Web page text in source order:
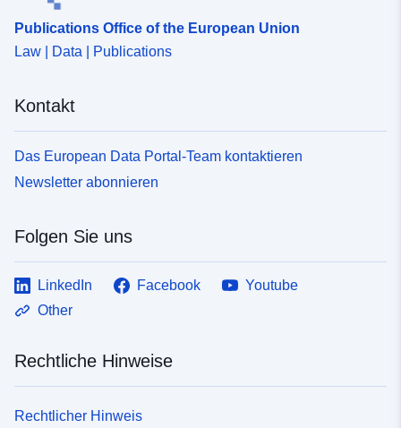
Publications Office of the European Union
Law | Data | Publications
Kontakt
Das European Data Portal-Team kontaktieren
Newsletter abonnieren
Folgen Sie uns
LinkedIn Facebook
Youtube
Other
Rechtliche Hinweise
Rechtlicher Hinweis